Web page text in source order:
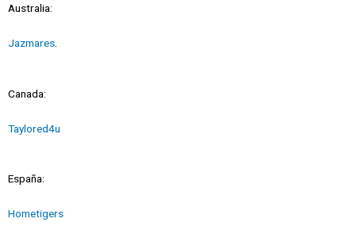
Australia:
Jazmares
Canada:
Taylored4u
España:
Hometigers